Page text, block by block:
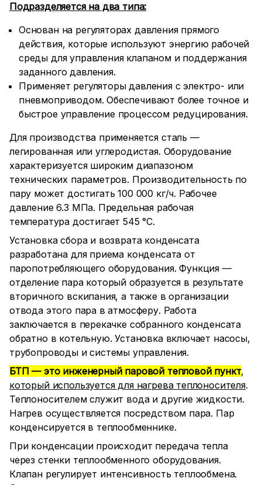
Подразделяется на два типа:
Основан на регуляторах давления прямого
действия, которые используют энергию рабочей
среды для управления клапаном и поддержания
заданного давления.
Применяет регуляторы давления с электро- или
пневмоприводом. Обеспечивают более точное и
быстрое управление процессом редуцирования.
Для производства применяется сталь —
легированная или углеродистая. Оборудование
характеризуется широким диапазоном
технических параметров. Производительность по
пару может достигать 100 000 кг/ч. Рабочее
давление 6.3 МПа. Предельная рабочая
температура достигает 545 °С.
Установка сбора и возврата конденсата
разработана для приема конденсата от
паропотребляющего оборудования. Функция —
отделение пара который образуется в результате
вторичного вскипания, а также в организации
отвода этого пара в атмосферу. Работа
заключается в перекачке собранного конденсата
обратно в котельную. Установка включает насосы,
трубопроводы и системы управления.
БТП — это инженерный паровой тепловой пункт,
который используется для нагрева теплоносителя.
Теплоносителем служит вода и другие жидкости.
Нагрев осуществляется посредством пара. Пар
конденсируется в теплообменнике.
При конденсации происходит передача тепла
через стенки теплообменного оборудования.
Клапан регулирует интенсивность теплообмена.